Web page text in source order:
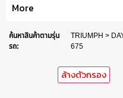
More
ค้นหาสินค้าตามรุ่น
รถ:
TRIUMPH >
675
ล้างตัวกรอง